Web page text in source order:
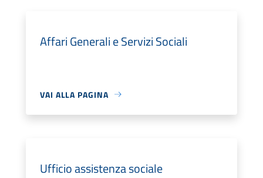
Affari Generali e Servizi Sociali
VAI ALLA PAGINA
Ufficio assistenza sociale